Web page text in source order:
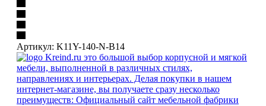
Артикул: K11Y-140-N-B14